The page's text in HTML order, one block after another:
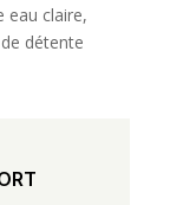
eau claire,
détente